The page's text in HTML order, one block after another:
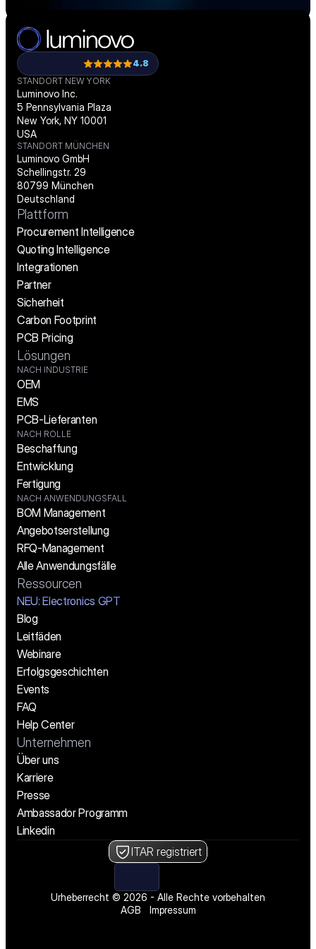
4.8
STANDORT NEW YORK
Luminovo Inc.
5 Pennsylvania Plaza
New York, NY 10001
USA
STANDORT MÜNCHEN
Luminovo GmbH
Schellingstr. 29
80799 München
Deutschland
Plattform
Procurement Intelligence
Quoting Intelligence
Integrationen
Partner
Sicherheit
Carbon Footprint
PCB Pricing
Lösungen
NACH INDUSTRIE
OEM
EMS
PCB-Lieferanten
NACH ROLLE
Beschaffung
Entwicklung
Fertigung
NACH ANWENDUNGSFALL
BOM Management
Angebotserstellung
RFQ-Management
Alle Anwendungsfälle
Ressourcen
NEU: Electronics GPT
Blog
Leitfäden
Webinare
Erfolgsgeschichten
Events
FAQ
Help Center
Unternehmen
Über uns
Karriere
Presse
Ambassador Programm
Linkedin
ITAR registriert
Urheberrecht © 2026 - Alle Rechte vorbehalten
AGB
Impressum